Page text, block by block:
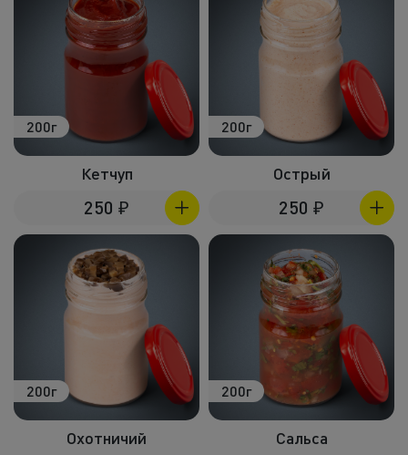
200г
Кетчуп
250 ₽
200г
Острый
250 ₽
200г
Охотничий
200г
Сальса